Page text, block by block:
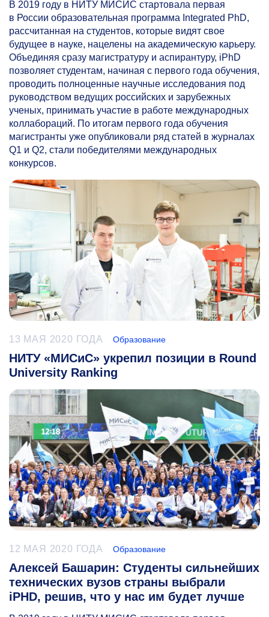
В 2019 году в НИТУ МИСИС стартовала первая
в России образовательная программа Integrated PhD,
рассчитанная на студентов, которые видят свое
будущее в науке, нацелены на академическую карьеру.
Объединяя сразу магистратуру и аспирантуру, iPhD
позволяет студентам, начиная с первого года обучения,
проводить полноценные научные исследования под
руководством ведущих российских и зарубежных
ученых, принимать участие в работе международных
коллабораций. По итогам первого года обучения
магистранты уже опубликовали ряд статей в журналах
Q1 и Q2, стали победителями международных
конкурсов.
13 МАЯ 2020 ГОДА Образование
НИТУ «МИСиС» укрепил позиции в Round
University Ranking
12 МАЯ 2020 ГОДА Образование
Алексей Башарин: Студенты сильнейших
технических вузов страны выбрали
iPHD, решив, что у нас им будет лучше